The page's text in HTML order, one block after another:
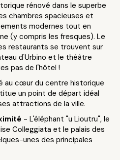
rénové dans le superbe
chambres spacieuses et
modernes tout en
(y compris les fresques). Le
restaurants se trouvent sur
d'Urbino et le théâtre
pas de l'hôtel !
au cœur du centre historique
un point de départ idéal
attractions de la ville.
- L'éléphant "u Lioutru", le
Colleggiata et le palais des
unes des principales